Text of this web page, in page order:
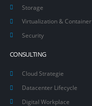
Storage
Virtualization & Container
Security
CONSULTING
Cloud Strategie
Datacenter Lifecycle
Digital Workplace